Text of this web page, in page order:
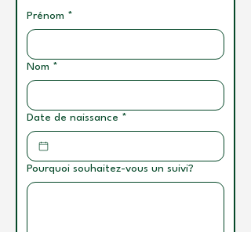
Prénom *
Nom *
Date de naissance *
Pourquoi souhaitez-vous un suivi?